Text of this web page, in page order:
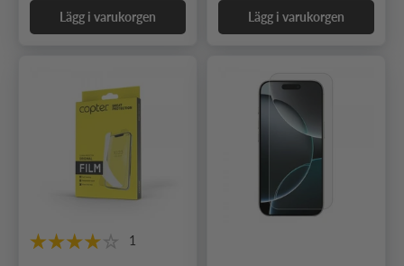
Lägg i varukorgen Lägg i varukorgen
1